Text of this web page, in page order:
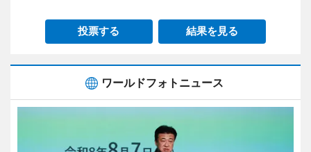
投票する 結果を見る
ワールドフォトニュース